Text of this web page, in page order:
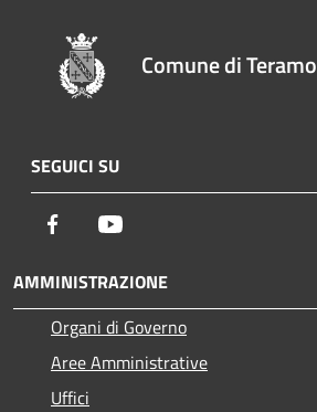
Comune di Teramo
SEGUICI SU
Facebook
AMMINISTRAZIONE
Organi di Governo
Aree Amministrative
Uffici